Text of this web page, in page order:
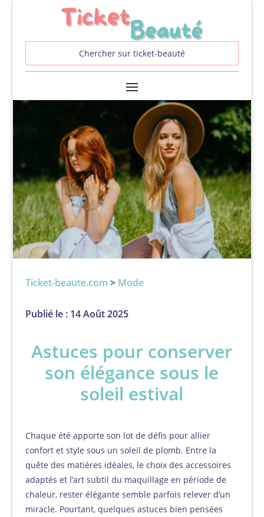
Ticket-beaute.com > Mode
Publié le : 14 Août 2025
Astuces pour conserver
son élégance sous le
soleil estival
Chaque été apporte son lot de défis pour allier
confort et style sous un soleil de plomb. Entre la
quête des matières idéales, le choix des accessoires
adaptés et l’art subtil du maquillage en période de
chaleur, rester élégante semble parfois relever d’un
miracle. Pourtant, quelques astuces bien pensées